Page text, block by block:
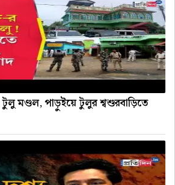
টুলু মণ্ডল, পাড়ুইয়ে টুলুর শ্বশুরবাড়িতে